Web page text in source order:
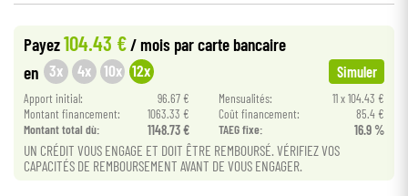
Bundle
Sehen Sie sich unsere Marken an
Payez104.43 € / mois par carte bancaire
en 3x 4x 10x 12x Simuler
Apport initial: 96.67 € Mensualités:
11 x 104.43 €
Montant financement:
1063.33 € Coût financement:
85.4 €
Montant total dù:
1148.73 € TAEG fixe: 16.9 %
UN CRÉDIT VOUS ENGAGE ET DOIT ÊTRE REMBOURSÉ. VÉRIFIEZ VOS
CAPACITÉS DE REMBOURSEMENT AVANT DE VOUS ENGAGER.